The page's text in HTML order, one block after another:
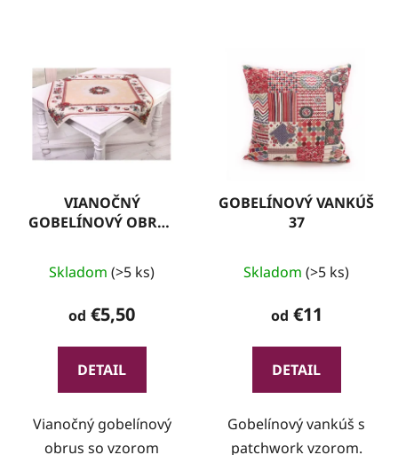
VIANOČNÝ
GOBELÍNOVÝ OBRUS
Skladom (>5 ks)
od €5,50
DETAIL
Vianočný gobelínový
obrus so vzorom
GOBELÍNOVÝ VANKÚŠ
37
Skladom (>5 ks)
od €11
DETAIL
Gobelínový vankúš s
patchwork vzorom.